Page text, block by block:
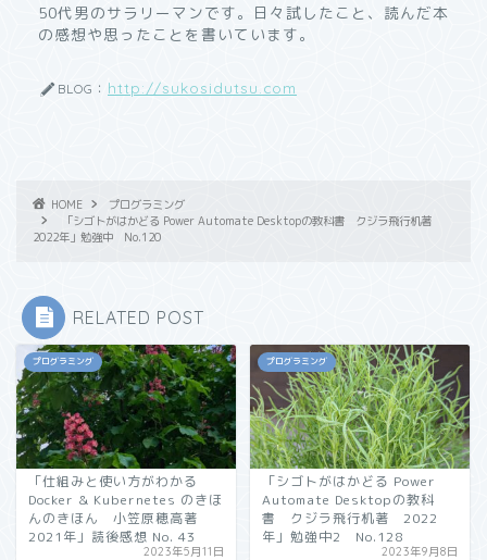
50代男のサラリーマンです。日々試したこと、読んだ本
の感想や思ったことを書いています。
BLOG： http://sukosidutsu.com
HOME
プログラミング
「シゴトがはかどる Power Automate Desktopの教科書 クジラ飛行机著
2022年」勉強中 No.120
RELATED POST
プログラミング
「仕組みと使い方がわかる
Docker & Kubernetes のきほ
んのきほん 小笠原穂高著
2021年」読後感想 No. 43
2023年5月11日
プログラミング
「シゴトがはかどる Power
Automate Desktopの教科
書 クジラ飛行机著 2022
年」勉強中2 No.128
2023年9月8日